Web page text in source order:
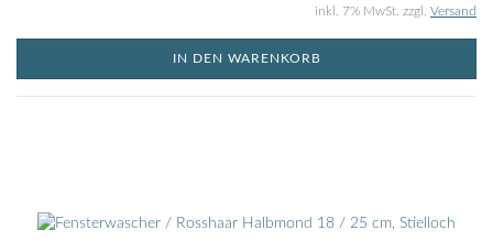
inkl. 7% MwSt. zzgl. Versand
IN DEN WARENKORB